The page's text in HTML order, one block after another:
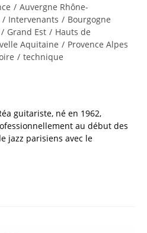
/ Auvergne Rhône-
/ Intervenants / Bourgogne
/ Grand Est / Hauts de
Aquitaine / Provence Alpes
/ technique
guitariste, né en 1962,
au début des
jazz parisiens avec le